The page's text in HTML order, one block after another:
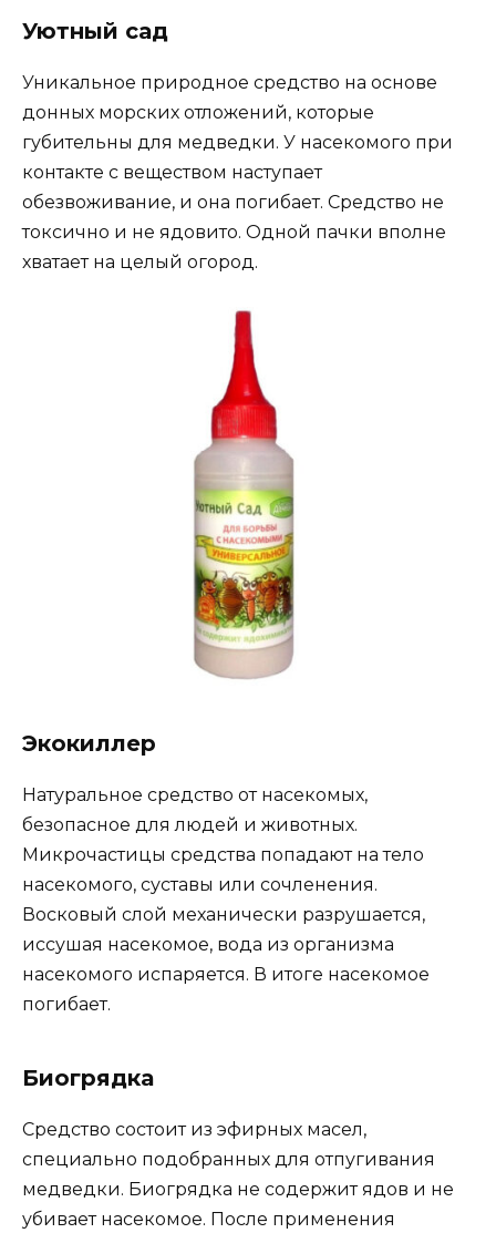
Уютный сад
Уникальное природное средство на основе
донных морских отложений, которые
губительны для медведки. У насекомого при
контакте с веществом наступает
обезвоживание, и она погибает. Средство не
токсично и не ядовито. Одной пачки вполне
хватает на целый огород.
Экокиллер
Натуральное средство от насекомых,
безопасное для людей и животных.
Микрочастицы средства попадают на тело
насекомого, суставы или сочленения.
Восковый слой механически разрушается,
иссушая насекомое, вода из организма
насекомого испаряется. В итоге насекомое
погибает.
Биогрядка
Средство состоит из эфирных масел,
специально подобранных для отпугивания
медведки. Биогрядка не содержит ядов и не
убивает насекомое. После применения